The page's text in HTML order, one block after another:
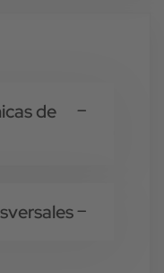
de